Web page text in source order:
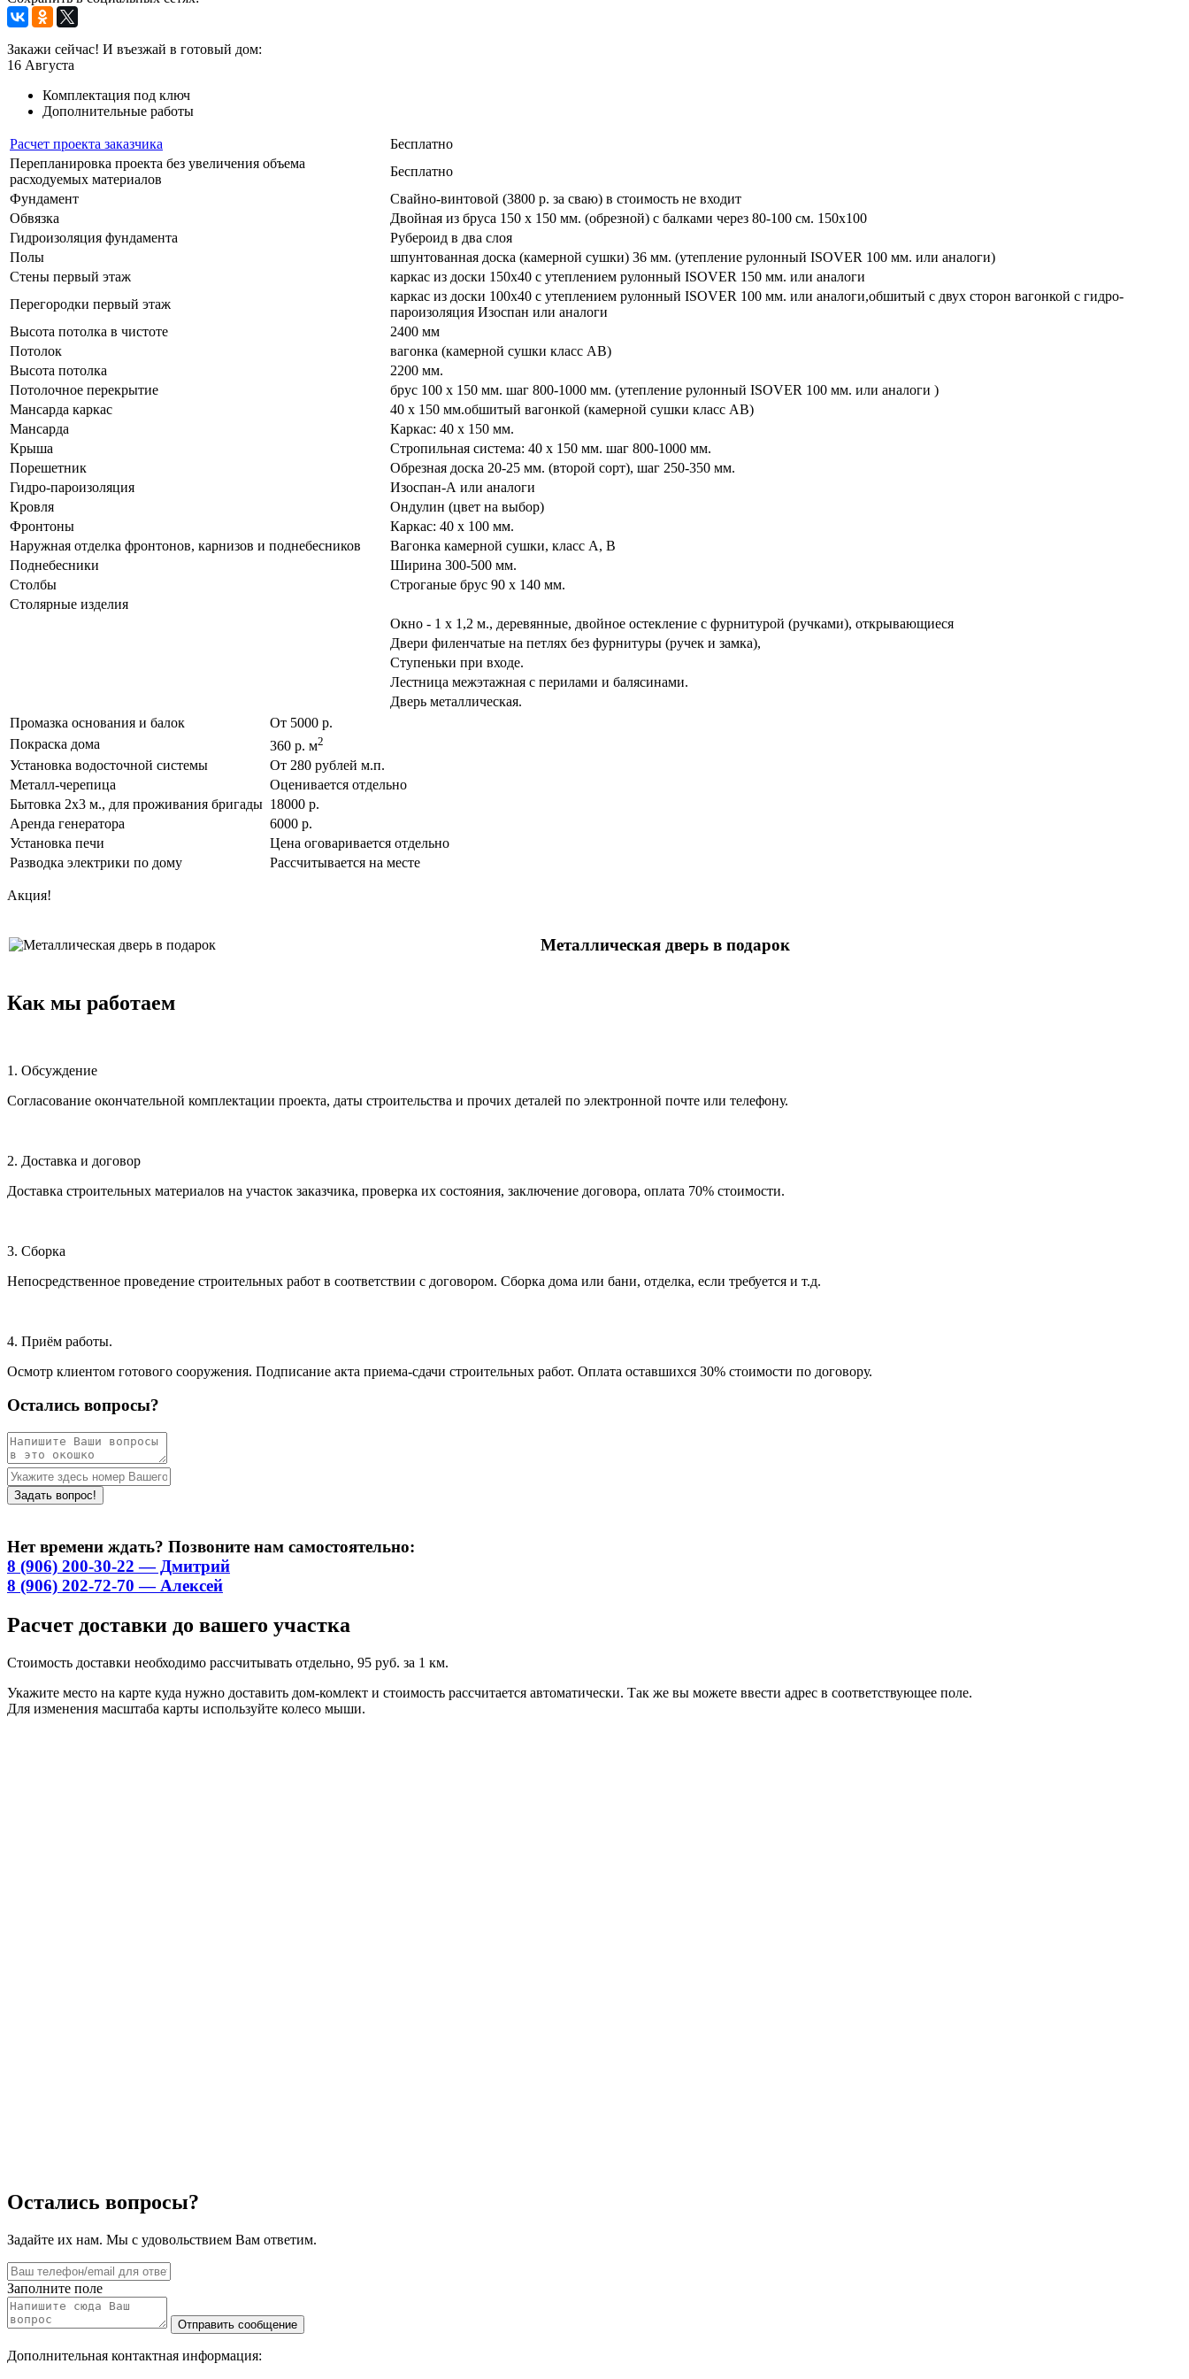
Закажи сейчас! И въезжай в готовый дом:
16 Августа
Комплектация под ключ
Дополнительные работы
Расчет проекта заказчика
Бесплатно
Перепланировка проекта без увеличения объема
расходуемых материалов
Бесплатно
Фундамент
Свайно-винтовой (3800 р. за сваю) в стоимость не входит
Обвязка
Двойная из бруса 150 х 150 мм. (обрезной) с балками через 80-100 см. 150х100
Гидроизоляция фундамента
Рубероид в два слоя
Полы
шпунтованная доска (камерной сушки) 36 мм. (утепление рулонный ISOVER 100 мм. или аналоги)
Стены первый этаж
каркас из доски 150х40 с утеплением рулонный ISOVER 150 мм. или аналоги
Перегородки первый этаж
каркас из доски 100х40 с утеплением рулонный ISOVER 100 мм. или аналоги,обшитый с двух сторон вагонкой с гидро-
пароизоляция Изоспан или аналоги
Высота потолка в чистоте
2400 мм
Потолок
вагонка (камерной сушки класс АВ)
Высота потолка
2200 мм.
Потолочное перекрытие
брус 100 х 150 мм. шаг 800-1000 мм. (утепление рулонный ISOVER 100 мм. или аналоги )
Мансарда каркас
40 х 150 мм.обшитый вагонкой (камерной сушки класс АВ)
Мансарда
Каркас: 40 х 150 мм.
Крыша
Стропильная система: 40 х 150 мм. шаг 800-1000 мм.
Порешетник
Обрезная доска 20-25 мм. (второй сорт), шаг 250-350 мм.
Гидро-пароизоляция
Изоспан-А или аналоги
Кровля
Ондулин (цвет на выбор)
Фронтоны
Каркас: 40 х 100 мм.
Наружная отделка фронтонов, карнизов и поднебесников
Вагонка камерной сушки, класс А, В
Поднебесники
Ширина 300-500 мм.
Столбы
Строганые брус 90 х 140 мм.
Столярные изделия
Окно - 1 х 1,2 м., деревянные, двойное остекление с фурнитурой (ручками), открывающиеся
Двери филенчатые на петлях без фурнитуры (ручек и замка),
Ступеньки при входе.
Лестница межэтажная с перилами и балясинами.
Дверь металлическая.
Промазка основания и балок
От 5000 р.
Покраска дома
360 р. м2
Установка водосточной системы
От 280 рублей м.п.
Металл-черепица
Оценивается отдельно
Бытовка 2х3 м., для проживания бригады 18000 р.
Аренда генератора
6000 р.
Установка печи
Цена оговаривается отдельно
Разводка электрики по дому
Рассчитывается на месте
Акция!
Металлическая дверь в подарок
Как мы работаем
1. Обсуждение
Согласование окончательной комплектации проекта, даты строительства и прочих деталей по электронной почте или телефону.
2. Доставка и договор
Доставка строительных материалов на участок заказчика, проверка их состояния, заключение договора, оплата 70% стоимости.
3. Сборка
Непосредственное проведение строительных работ в соответствии с договором. Сборка дома или бани, отделка, если требуется и т.д.
4. Приём работы.
Осмотр клиентом готового сооружения. Подписание акта приема-сдачи строительных работ. Оплата оставшихся 30% стоимости по договору.
Остались вопросы?
Нет времени ждать? Позвоните нам самостоятельно:
8 (906) 200-30-22 — Дмитрий
8 (906) 202-72-70 — Алексей
Расчет доставки до вашего участка
Стоимость доставки необходимо рассчитывать отдельно, 95 руб. за 1 км.
Укажите место на карте куда нужно доставить дом-комлект и стоимость рассчитается автоматически. Так же вы можете ввести адрес в соответствующее поле.
Для изменения масштаба карты используйте колесо мыши.
Остались вопросы?
Задайте их нам. Мы с удовольствием Вам ответим.
Заполните поле
Дополнительная контактная информация: